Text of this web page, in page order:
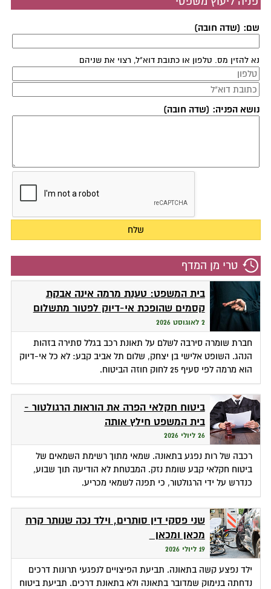
שם: (שדה חובה)
נא להזין מס. טלפון או כתובת דוא"ל, רצוי את שניהם
נושא הפניה: (שדה חובה)
טרי מן המדף
בית המשפט: טענת מרמה אינה אבקת
קסמים שהופכת אי-דיוק לפטור מתשלום
2 לאוגוסט 2026
חברת שומרה סירבה לשלם על תאונת רכב בגלל סתירה בזהות
הנהג. השופט אלישי בן יצחק, שלום תל אביב קבע: לא כל אי-דיוק
הוא מרמה לפי סעיף 25 לחוק חוזה הביטוח.
ביטוח חקלאי הפרה את הוראות הרגולטור -
בית המשפט חילץ אותה
26 ליולי 2026
רכבה של רות נפגע בתאונה. שמאי מתוך רשימת השמאים של
ביטוח חקלאי קבע שומת נזק. המבטחת לא הודיעה תוך שבוע,
כנדרש על ידי הרגולטור, כי תפנה לשמאי מכריע.
שני פסקי דין סותרים, וילד נכה שנותר קרח
מכאן ומכאן
19 ליולי 2026
ילד נפצע קשה בתאונה. תביעת הפיצויים לנפגעי תרונות דרכים
נדחתה בנימוק שמדובר בתאונה ולא בתאונת דרכים. תביעת ביטוח